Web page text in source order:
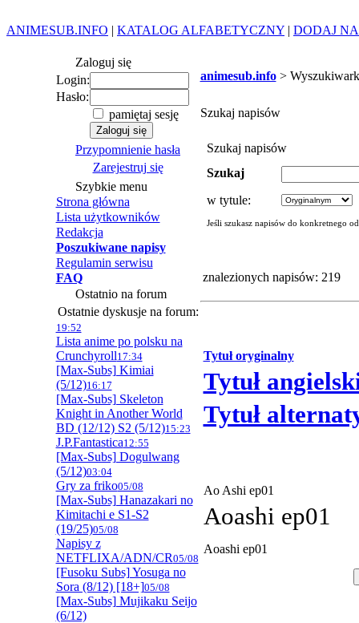
ANIMESUB.INFO | KATALOG ALFABETYCZNY | DODAJ
Zaloguj się
Login:
Hasło:
pamiętaj sesję
Przypomnienie hasła
Zarejestruj się
Szybkie menu
Strona główna
Lista użytkowników
Redakcja
Poszukiwane napisy
Regulamin serwisu
FAQ
Ostatnio na forum
Ostatnie dyskusje na forum:
19:52
Lista anime po polsku na
Crunchyroll17:34
[Max-Subs] Kimiai
(5/12)16:17
[Max-Subs] Skeleton
Knight in Another World
BD (12/12) S2 (5/12)15:23
J.P.Fantastica12:55
[Max-Subs] Dogulwang
(5/12)03:04
Gry za friko05/08
[Max-Subs] Hanazakari no
Kimitachi e S1-S2
(19/25)05/08
Napisy z
NETFLIXA/ADN/CR05/08
[Fusoku Subs] Yosuga no
Sora (8/12) [18+]05/08
[Max-Subs] Mujikaku Seijo
(6/12)
animesub.info>
Szukaj napisów
Szukaj napisów
Szukaj
w tytule:
Jeśli szukasz napisów do konkretnego
znalezionych napisów: 219
Tytuł oryginalny
Tytuł
Tytuł
Ao Ashi ep01
Aoashi ep01
Aoashi ep01